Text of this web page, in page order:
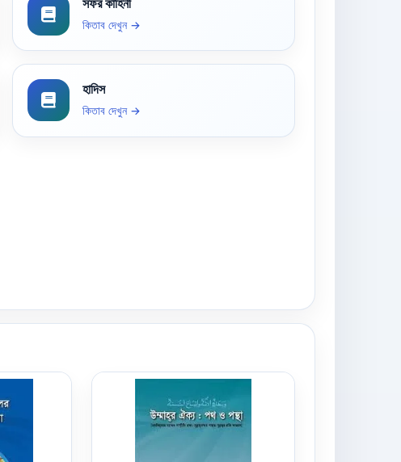
কিতাব দেখুন →
হাদিস
কিতাব দেখুন →